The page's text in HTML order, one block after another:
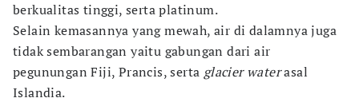
berkualitas tinggi, serta platinum.
Selain kemasannya yang mewah, air di dalamnya juga
tidak sembarangan yaitu gabungan dari air
pegunungan Fiji, Prancis, serta glacier waterasal
Islandia.